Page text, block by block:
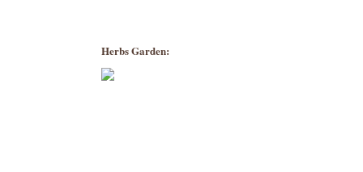
Herbs Garden: